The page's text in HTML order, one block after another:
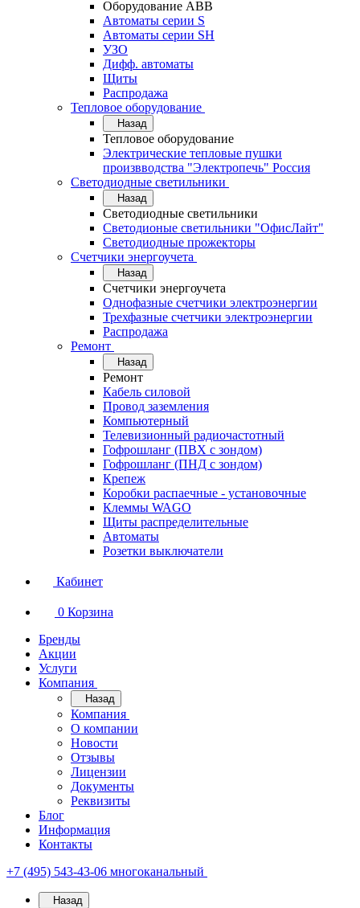
Оборудование АВВ
Автоматы серии S
Автоматы серии SH
УЗО
Дифф. автоматы
Щиты
Распродажа
Тепловое оборудование
Назад
Тепловое оборудование
Электрические тепловые пушки
произвводства "Электропечь" Россия
Светодиодные светильники
Назад
Светодиодные светильники
Светодионые светильники "ОфисЛайт"
Светодиодные прожекторы
Счетчики энергоучета
Назад
Счетчики энергоучета
Однофазные счетчики электроэнергии
Трехфазные счетчики электроэнергии
Распродажа
Ремонт
Назад
Ремонт
Кабель силовой
Провод заземления
Компьютерный
Телевизионный радиочастотный
Гофрошланг (ПВХ с зондом)
Гофрошланг (ПНД с зондом)
Крепеж
Коробки распаечные - установочные
Клеммы WAGO
Щиты распределительные
Автоматы
Розетки выключатели
Кабинет
0 Корзина
Бренды
Акции
Услуги
Компания
Назад
Компания
О компании
Новости
Отзывы
Лицензии
Документы
Реквизиты
Блог
Информация
Контакты
+7 (495) 543-43-06 многоканальный
Назад